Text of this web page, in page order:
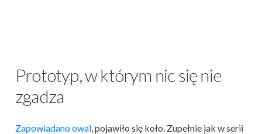
Prototyp, w którym nic się nie
zgadza
Zapowiadano owal, pojawiło się koło. Zupełnie jak w serii